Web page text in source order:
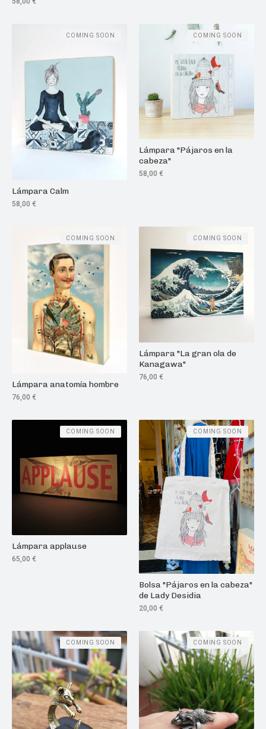
Lámpara Calm
58,00 €
COMING SOON
Lámpara "Pájaros en la
cabeza"
58,00 €
COMING SOON
Lámpara anatomía hombre
76,00 €
COMING SOON
Lámpara "La gran ola de
Kanagawa"
76,00 €
COMING SOON
Lámpara applause
65,00 €
COMING SOON
Bolsa "Pájaros en la cabeza"
de Lady Desidia
20,00 €
COMING SOON
COMING SOON COMING SOON